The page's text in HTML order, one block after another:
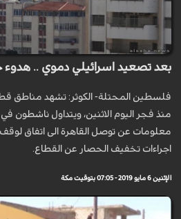
بعد تصعيد اسرائيلي دموي .. هدوء
فلسطين المحتلة- الكوثر: تشهد مناطق
منذ فجر اليوم الاثنين، ويتداول ناشطون
معلومات عن توصل القاهرة الى اتفاق لوقف
اجراءات تخفيف الحصار عن القطاع.
الإثنين 6 مايو 2019 - 07:05 بتوقيت مكة